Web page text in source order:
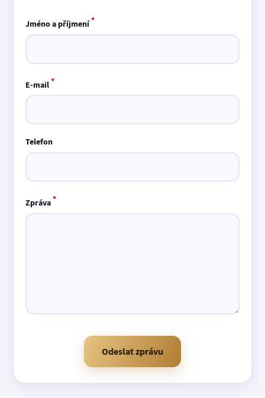
Jméno a příjmení*
E-mail*
Telefon
Zpráva*
Odeslat zprávu